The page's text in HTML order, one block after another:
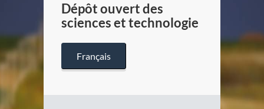
Dépôt ouvert des
sciences et technologie
Français